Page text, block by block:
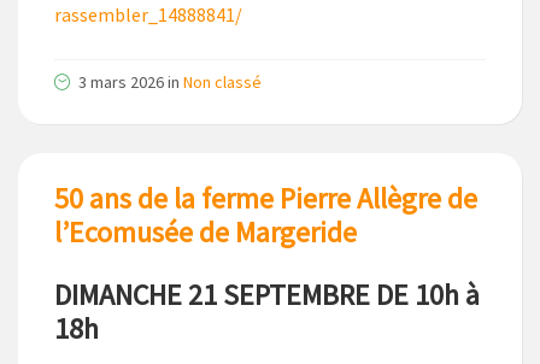
rassembler_14888841/
3 mars 2026in Non classé
50 ans de la ferme Pierre Allègre de
l’Ecomusée de Margeride
DIMANCHE 21 SEPTEMBRE DE 10h à
18h